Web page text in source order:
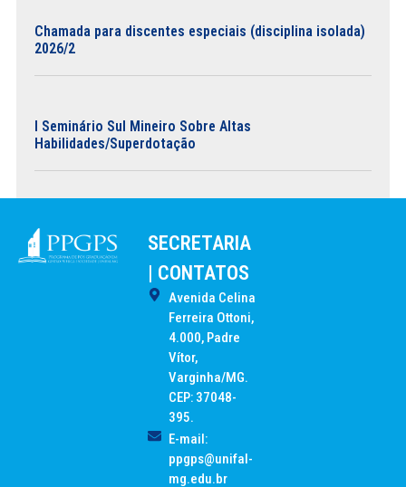
Chamada para discentes especiais (disciplina isolada)
2026/2
I Seminário Sul Mineiro Sobre Altas
Habilidades/Superdotação
SECRETARIA
| CONTATOS
Avenida Celina
Ferreira Ottoni,
4.000, Padre
Vítor,
Varginha/MG.
CEP: 37048-
395.
E-mail:
ppgps@unifal-
mg.edu.br